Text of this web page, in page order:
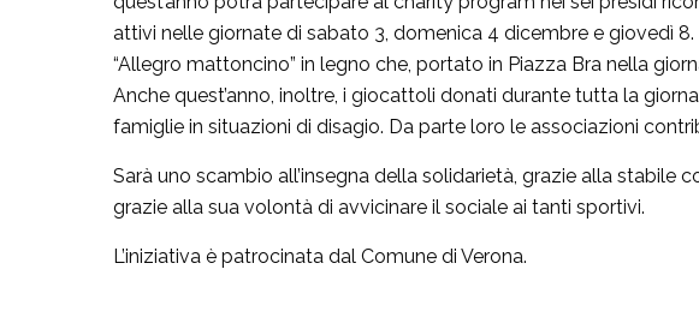
attivi nelle giornate di sabato 3, domenica 4 dicembre e giovedì
“Allegro mattoncino” in legno che, portato in Piazza Bra nella
Anche quest’anno, inoltre, i giocattoli donati durante tutta la
famiglie in situazioni di disagio. Da parte loro le associazioni
Sarà uno scambio all’insegna della solidarietà, grazie alla stabile
grazie alla sua volontà di avvicinare il sociale ai tanti sportivi.
L’iniziativa è patrocinata dal Comune di Verona.